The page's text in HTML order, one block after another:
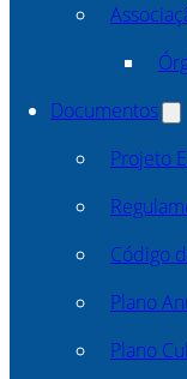
Documentos
Projeto
Código
Plano
Plano